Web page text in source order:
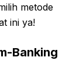
metode
ini ya!
Banking